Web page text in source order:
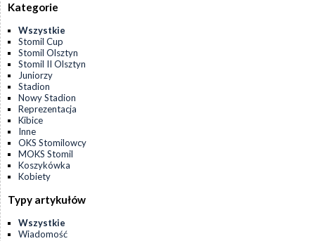
Kategorie
Wszystkie
Stomil Cup
Stomil Olsztyn
Stomil II Olsztyn
Juniorzy
Stadion
Nowy Stadion
Reprezentacja
Kibice
Inne
OKS Stomilowcy
MOKS Stomil
Koszykówka
Kobiety
Typy artykułów
Wszystkie
Wiadomość